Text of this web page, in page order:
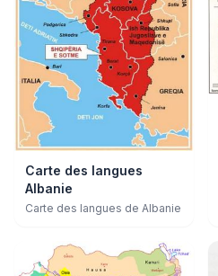
Carte des langues
Albanie
Carte des langues de Albanie